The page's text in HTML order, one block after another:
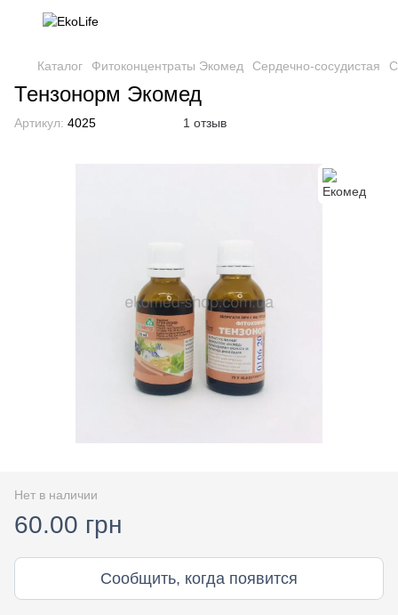
Каталог Фитоконцентраты Экомед Сердечно-сосудистая
Тензонорм Экомед
Артикул: 4025 1 отзыв
Нет в наличии
60.00 грн
Сообщить, когда появится